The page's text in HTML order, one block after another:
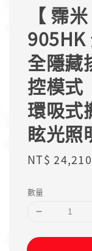
【 霈
905HK
全隱藏
控模式
環吸式
眩光照
Sale
NT$ 24,210
數量